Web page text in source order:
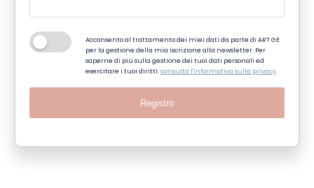
Acconsento al trattamento dei miei dati da parte di ART GE
per la gestione della mia iscrizione alla newsletter. Per
saperne di più sulla gestione dei tuoi dati personali ed
esercitare i tuoi diritti:consulta l'informativa sulla privacy.
Registro